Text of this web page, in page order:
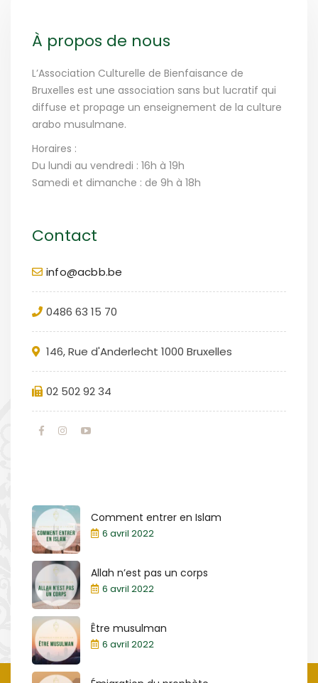
À propos de nous
L’Association Culturelle de Bienfaisance de
Bruxelles est une association sans but lucratif qui
diffuse et propage un enseignement de la culture
arabo musulmane.
Horaires :
Du lundi au vendredi : 16h à 19h
Samedi et dimanche : de 9h à 18h
Contact
info@acbb.be
0486 63 15 70
146, Rue d'Anderlecht 1000 Bruxelles
02 502 92 34
Comment entrer en Islam
6 avril 2022
Allah n’est pas un corps
6 avril 2022
Être musulman
6 avril 2022